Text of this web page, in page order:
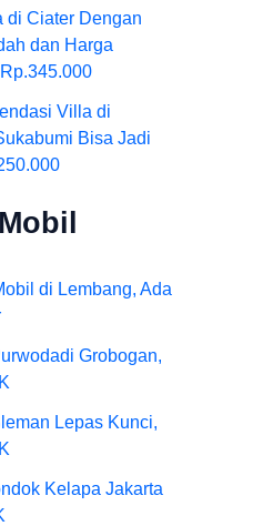
di Ciater Dengan
dan Harga
Villa di
Bisa Jadi
di Lembang, Ada
Grobogan,
Lepas Kunci,
Kelapa Jakarta